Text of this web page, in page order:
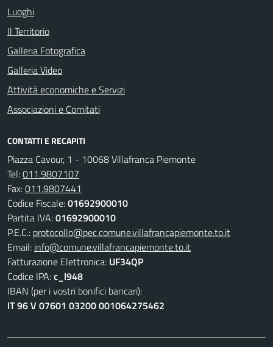
Luoghi
Il Territorio
Galleria Fotografica
Galleria Video
Attività economiche e Servizi
Associazioni e Comitati
CONTATTI E RECAPITI
Piazza Cavour, 1 - 10068 Villafranca Piemonte
Tel:011.9807107
Fax:011.9807441
Codice Fiscale:01692900010
Partita IVA:01692900010
P.E.C.: protocollo@pec.comune.villafrancapiemonte.to.it
Email: info@comune.villafrancapiemonte.to.it
Fatturazione Elettronica: UF34QP
Codice IPA:c_l948
IBAN (per i vostri bonifici bancari):
IT 96 V 07601 03200 001064275462